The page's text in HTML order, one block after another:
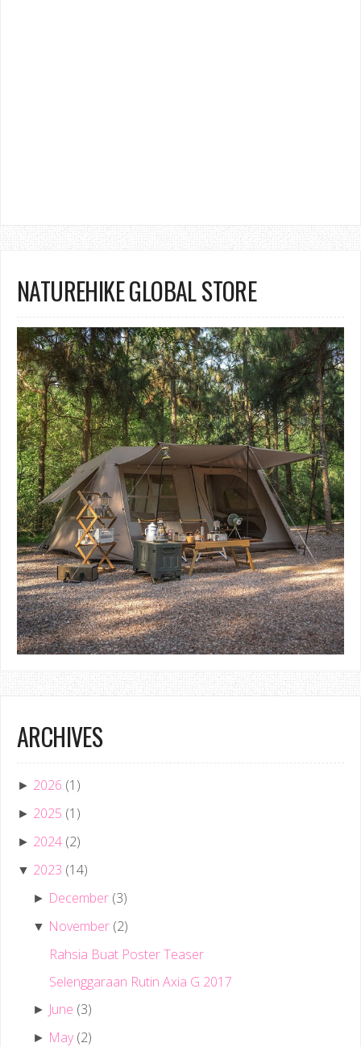
NATUREHIKE GLOBAL STORE
ARCHIVES
► 2026 (1)
► 2025 (1)
► 2024 (2)
▼ 2023 (14)
► December (3)
▼ November (2)
Rahsia Buat Poster Teaser
Selenggaraan Rutin Axia G 2017
► June (3)
► May (2)